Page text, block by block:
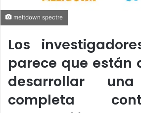
meltdown spectre
Los
parece que están
desarrollar
completa